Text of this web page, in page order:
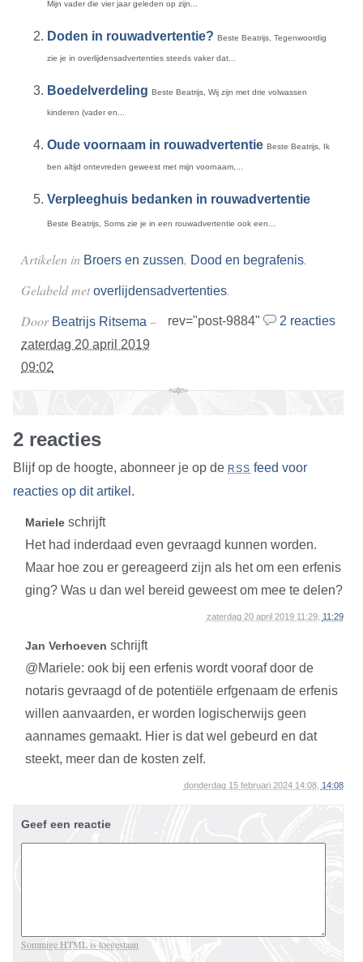
Mijn vader die vier jaar geleden op zijn...
Doden in rouwadvertentie? Beste Beatrijs, Tegenwoordig
zie je in overlijdensadvertenties steeds vaker dat...
Boedelverdeling Beste Beatrijs, Wij zijn met drie volwassen
kinderen (vader en...
Oude voornaam in rouwadvertentie Beste Beatrijs, Ik
ben altijd ontevreden geweest met mijn voornaam,...
Verpleeghuis bedanken in rouwadvertentie
Beste Beatrijs, Soms zie je in een rouwadvertentie ook een...
Artikelen in Broers en zussen, Dood en begrafenis.
Gelabeld metoverlijdensadvertenties.
rev="post-9884" 2 reacties
Door Beatrijs Ritsema –
zaterdag 20 april 2019
09:02
2 reacties
Blijf op de hoogte, abonneer je op de RSS feed voor
reacties op dit artikel .
Mariele schrijft
Het had inderdaad even gevraagd kunnen worden.
Maar hoe zou er gereageerd zijn als het om een erfenis
ging? Was u dan wel bereid geweest om mee te delen?
zaterdag 20 april 2019 11:29, 11:29
Jan Verhoeven schrijft
@Mariele: ook bij een erfenis wordt vooraf door de
notaris gevraagd of de potentiële erfgenaam de erfenis
willen aanvaarden, er worden logischerwijs geen
aannames gemaakt. Hier is dat wel gebeurd en dat
steekt, meer dan de kosten zelf.
donderdag 15 februari 2024 14:08, 14:08
Geef een reactie
Sommige HTML is toegestaan